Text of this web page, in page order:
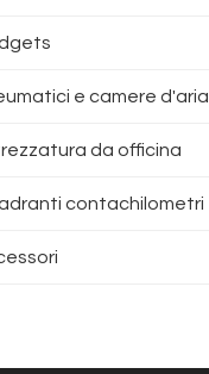
e camere d'aria
da officina
contachilometri